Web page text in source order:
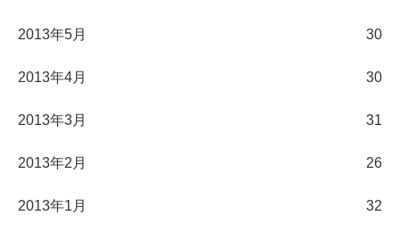
2013年5月 30
2013年4月 30
2013年3月 31
2013年2月 26
2013年1月 32